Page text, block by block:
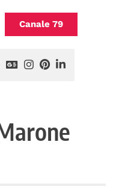
Canale 79